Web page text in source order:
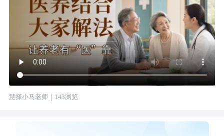
慧择小马老师｜ 143浏览